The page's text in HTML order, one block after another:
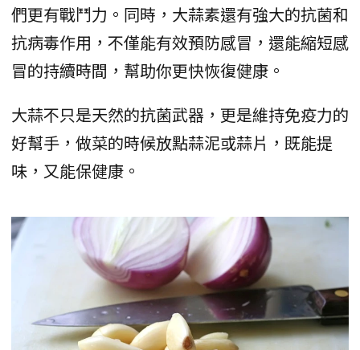
們更有戰鬥力。同時，大蒜素還有強大的抗菌和
抗病毒作用，不僅能有效預防感冒，還能縮短感
冒的持續時間，幫助你更快恢復健康。
大蒜不只是天然的抗菌武器，更是維持免疫力的
好幫手，做菜的時候放點蒜泥或蒜片，既能提
味，又能保健康。